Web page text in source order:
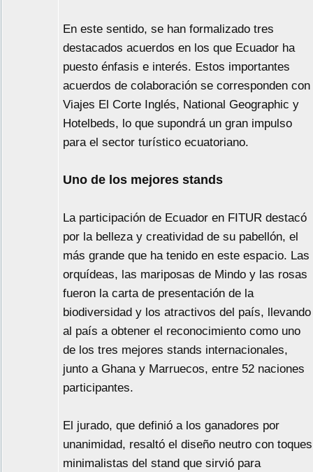
En este sentido, se han formalizado tres
destacados acuerdos en los que Ecuador ha
puesto énfasis e interés. Estos importantes
acuerdos de colaboración se corresponden con
Viajes El Corte Inglés, National Geographic y
Hotelbeds, lo que supondrá un gran impulso
para el sector turístico ecuatoriano.
Uno de los mejores stands
La participación de Ecuador en FITUR destacó
por la belleza y creatividad de su pabellón, el
más grande que ha tenido en este espacio. Las
orquídeas, las mariposas de Mindo y las rosas
fueron la carta de presentación de la
biodiversidad y los atractivos del país, llevando
al país a obtener el reconocimiento como uno
de los tres mejores stands internacionales,
junto a Ghana y Marruecos, entre 52 naciones
participantes.
El jurado, que definió a los ganadores por
unanimidad, resaltó el diseño neutro con toques
minimalistas del stand que sirvió para